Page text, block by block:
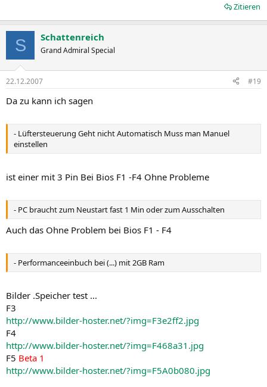
Zitieren
S Schattenreich
Grand Admiral Special
22.12.2007 #19
Da zu kann ich sagen
- Lüftersteuerung Geht nicht Automatisch Muss man Manuel
einstellen
ist einer mit 3 Pin Bei Bios F1 -F4 Ohne Probleme
- PC braucht zum Neustart fast 1 Min oder zum Ausschalten
Auch das Ohne Problem bei Bios F1 - F4
- Performanceeinbuch bei (...) mit 2GB Ram
Bilder .Speicher test ...
F3
http://www.bilder-hoster.net/?img=F3e2ff2.jpg
F4
http://www.bilder-hoster.net/?img=F468a31.jpg
F5 Beta 1
http://www.bilder-hoster.net/?img=F5A0b080.jpg